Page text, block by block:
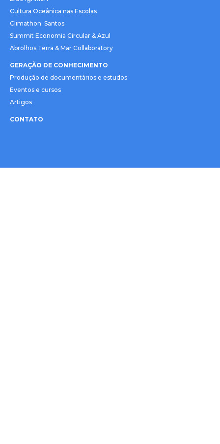
Cultura Oceânica nas Escolas
Climathon Santos
Summit Economia Circular & Azul
Abrolhos Terra & Mar Collaboratory
GERAÇÃO DE CONHECIMENTO
Produção de documentários e estudos
Eventos e cursos
Artigos
CONTATO